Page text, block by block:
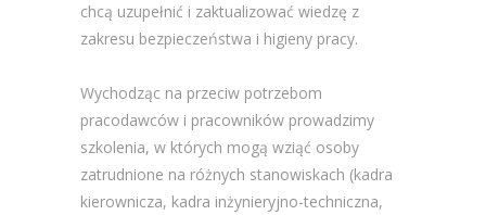
chcą uzupełnić i zaktualizować wiedzę z
zakresu bezpieczeństwa i higieny pracy.
Wychodząc na przeciw potrzebom
pracodawców i pracowników prowadzimy
szkolenia, w których mogą wziąć osoby
zatrudnione na różnych stanowiskach (kadra
kierownicza, kadra inżynieryjno-techniczna,